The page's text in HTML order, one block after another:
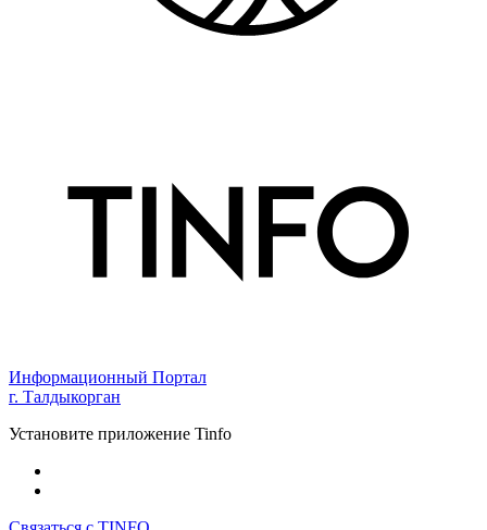
Информационный Портал
г. Талдыкорган
Установите приложение Tinfo